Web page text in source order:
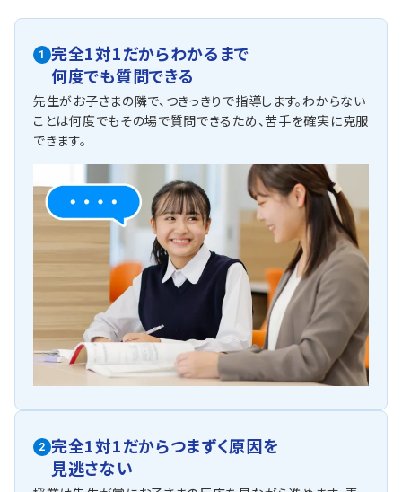
・定期テスト対策コース
・ベネッセ（模擬試験）対策コース
他にも以下の学校に対応しています
西神中学校、櫨谷中学校、平野中学校、桜が丘中学校、玉津中学
校、多聞東中学校、岩岡中学校、伊川谷中学校、長坂中学校、六甲
院中学校、滝川中学校、報徳学園中学校、親和女子中学校、武庫川
女子大学附属中学校、神戸国際中学校
1
完全1対1だからわかるまで
何度でも質問できる
先生がお子さまの隣で、つきっきりで指導します。わからない
ことは何度でもその場で質問できるため、苦手を確実に克服
できます。
2 完全1対1だからつまずく原因を
見逃さない